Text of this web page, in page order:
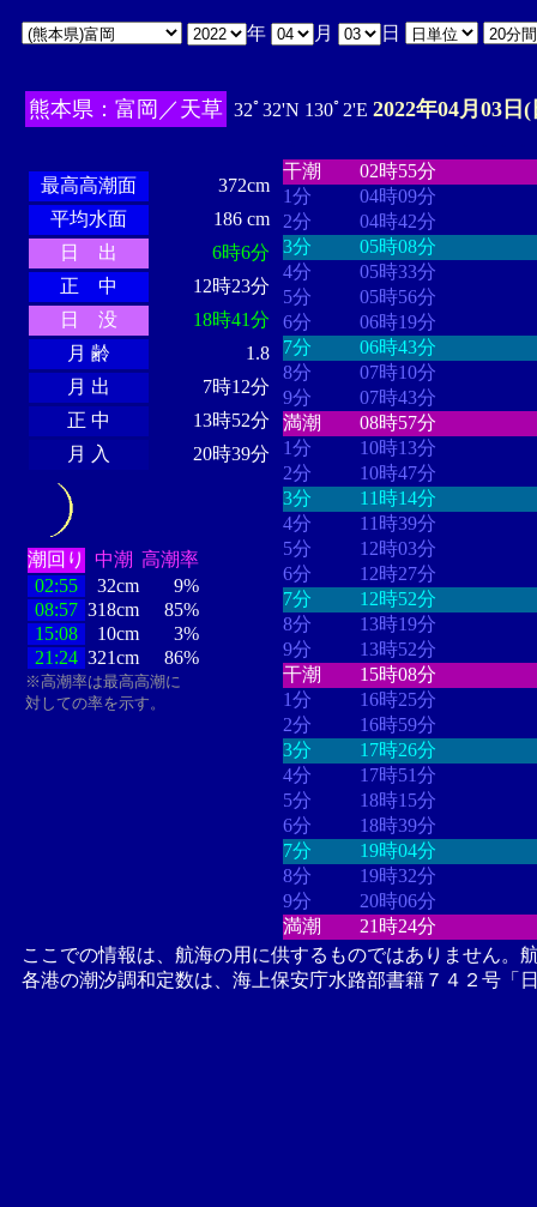
年 月 日
熊本県：富岡／天草 32ﾟ32'N 130ﾟ2'E 2022年04月03日(
最高高潮面
372cm
平均水面
186 cm
日 出
6時6分
正 中
12時23分
日 没
18時41分
月 齢
1.8
月 出
7時12分
正 中
13時52分
月 入
20時39分
潮回り 中潮 高潮率
02:55
32cm
9%
08:57 318cm
85%
15:08
10cm
3%
21:24 321cm 86%
※高潮率は最高高潮に
対しての率を示す。
干潮
02時55分
1分
04時09分
2分
04時42分
3分
05時08分
4分
05時33分
5分
05時56分
6分
06時19分
7分
06時43分
8分
07時10分
9分
07時43分
満潮
08時57分
1分
10時13分
2分
10時47分
3分
11時14分
4分
11時39分
5分
12時03分
6分
12時27分
7分
12時52分
8分
13時19分
9分
13時52分
干潮
15時08分
1分
16時25分
2分
16時59分
3分
17時26分
4分
17時51分
5分
18時15分
6分
18時39分
7分
19時04分
8分
19時32分
9分
20時06分
満潮
21時24分
ここでの情報は、航海の用に供するものではありません。
各港の潮汐調和定数は、海上保安庁水路部書籍７４２号「